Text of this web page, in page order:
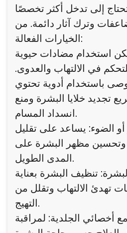
إلى تدخل أكثر تخصصًا
وترك آثار دائمة. من
الخيارات الفعالة:
استخدام مضادات حيوية
في الالتهاب والعدوى.
باستخدام أدوية تحتوي
تجديد خلايا البشرة ومنع
انسداد المسام.
أو الضوء: يساعد على تقليل
وتحسين مظهر البشرة على
المدى الطويل.
تنظيف البشرة بعناية
تهدئ الالتهاب وتقلل من
التهيج.
مع أخصائي الجلدية: لمراقبة